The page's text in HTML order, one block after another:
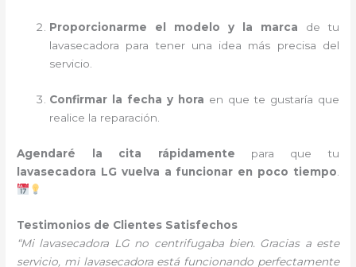
Proporcionarme el modelo y la marca de tu
lavasecadora para tener una idea más precisa del
servicio.
Confirmar la fecha y hora en que te gustaría que
realice la reparación.
Agendaré la cita rápidamente para que tu
lavasecadora LG vuelva a funcionar en poco tiempo
Testimonios de Clientes Satisfechos
“Mi lavasecadora LG no centrifugaba bien. Gracias a este
servicio, mi lavasecadora está funcionando perfectamente